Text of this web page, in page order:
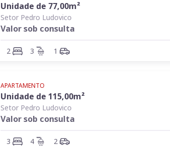
Unidade de 77,00m²
Setor Pedro Ludovico
Valor sob consulta
2 3 1
APARTAMENTO
Unidade de 115,00m²
Setor Pedro Ludovico
Valor sob consulta
3 4 2